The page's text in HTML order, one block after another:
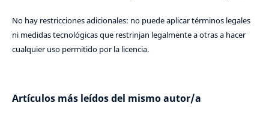
No hay restricciones adicionales: no puede aplicar términos legales
ni medidas tecnológicas que restrinjan legalmente a otras a hacer
cualquier uso permitido por la licencia.
Artículos más leídos del mismo autor/a